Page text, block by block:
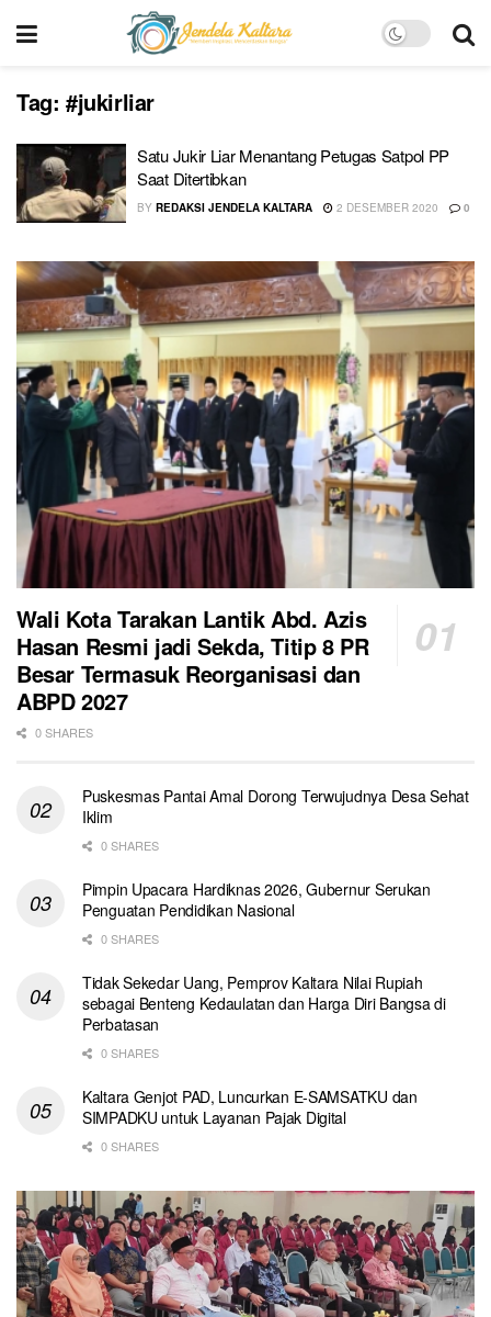
Tag: #jukirliar
Satu Jukir Liar Menantang Petugas Satpol PP
Saat Ditertibkan
BY REDAKSI JENDELA KALTARA 2 DESEMBER 2020 0
Wali Kota Tarakan Lantik Abd. Azis
Hasan Resmi jadi Sekda, Titip 8 PR
Besar Termasuk Reorganisasi dan
ABPD 2027
0 SHARES
Puskesmas Pantai Amal Dorong Terwujudnya Desa Sehat
Iklim
0 SHARES
Pimpin Upacara Hardiknas 2026, Gubernur Serukan
Penguatan Pendidikan Nasional
0 SHARES
Tidak Sekedar Uang, Pemprov Kaltara Nilai Rupiah
sebagai Benteng Kedaulatan dan Harga Diri Bangsa di
Perbatasan
0 SHARES
Kaltara Genjot PAD, Luncurkan E-SAMSATKU dan
SIMPADKU untuk Layanan Pajak Digital
0 SHARES